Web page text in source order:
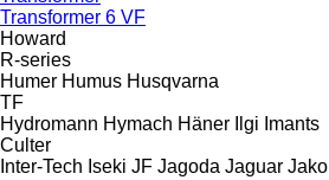
Transformer 6 VF
Howard
R-series
Humer Humus Husqvarna
TF
Hydromann Hymach Häner Ilgi Imants
Culter
Inter-Tech Iseki JF Jagoda Jaguar Jako